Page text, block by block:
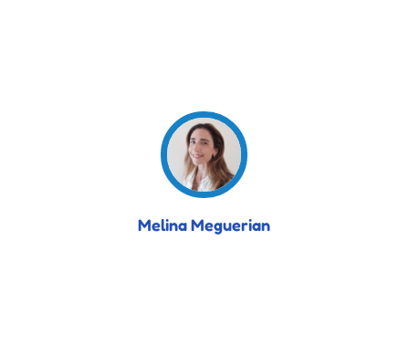
Melina Meguerian